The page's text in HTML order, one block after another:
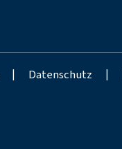
| Datenschutz |